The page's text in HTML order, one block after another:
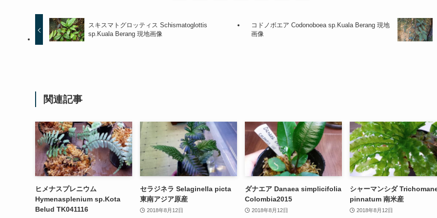
スキスマトグロッティス Schismatoglottis
sp.Kuala Berang 現地画像
コドノボエア Codonoboea sp.Kuala Berang 現地
画像
関連記事
ヒメナスプレニウム
Hymenasplenium sp.Kota
Belud TK041116
セラジネラ Selaginella picta
東南アジア原産
2018年8月12日
ダナエア Danaea simplicifolia
Colombia2015
2018年8月12日
シャーマンシダ
pinnatum 南米産
2018年8月12日